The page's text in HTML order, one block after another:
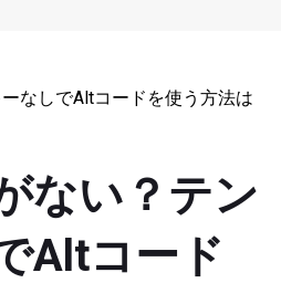
なしでAltコードを使う方法は
ない？テン
Altコード